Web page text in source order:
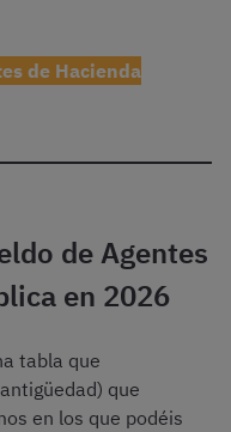
de Hacienda
de Agentes
en 2026
tabla que
que
en los que podéis